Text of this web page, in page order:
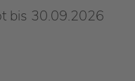
bis 30.09.2026